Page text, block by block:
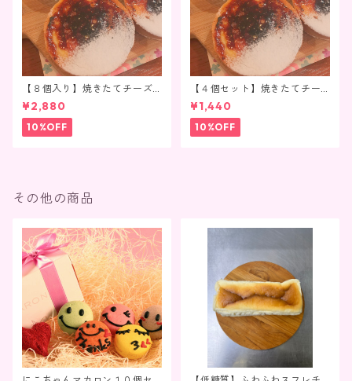
【８個入り】焼きたてチーズ
タルト（真空冷凍）
¥2,880
10%OFF
【４個セット】焼きたてチー
ズタルト（真空冷凍）
¥1,440
10%OFF
その他の商品